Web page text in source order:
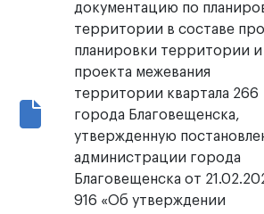
документацию по
территории в составе
планировки территории и
проекта межевания
территории квартала 266
города Благовещенска,
утвержденную
администрации города
Благовещенска от
916 «Об утверждении